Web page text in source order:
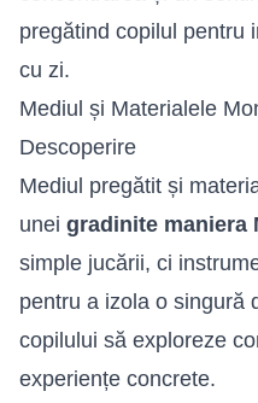
pregătind copilul pentru
cu zi.
Mediul și Materialele
Descoperire
Mediul pregătit și
unei gradinite maniera
simple jucării, ci
pentru a izola o singură
copilului să exploreze
experiențe concrete.